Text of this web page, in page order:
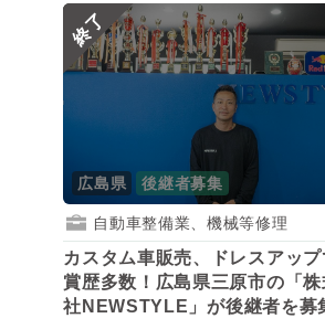
終了
広島県 後継者募集
自動車整備業、機械等修理
カスタム車販売、ドレスアッ
賞歴多数！広島県三原市の「株
社NEWSTYLE」が後継者を募